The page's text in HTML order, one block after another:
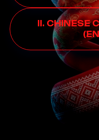
II. CHINESE